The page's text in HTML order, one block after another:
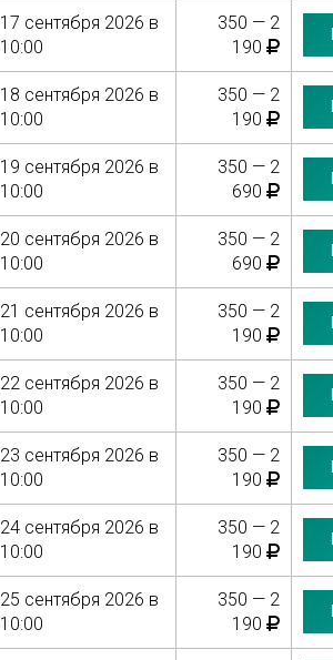
17 сентября 2026 в
10:00
350 — 2
190
18 сентября 2026 в
10:00
350 — 2
190
19 сентября 2026 в
10:00
350 — 2
690
20 сентября 2026 в
10:00
350 — 2
690
21 сентября 2026 в
10:00
350 — 2
190
22 сентября 2026 в
10:00
350 — 2
190
23 сентября 2026 в
10:00
350 — 2
190
24 сентября 2026 в
10:00
350 — 2
190
25 сентября 2026 в
10:00
350 — 2
190